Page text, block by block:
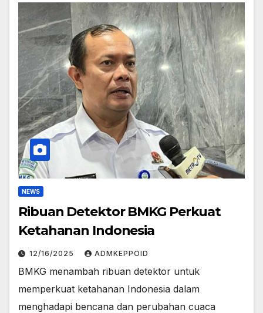
NEWS
Ribuan Detektor BMKG Perkuat
Ketahanan Indonesia
12/16/2025 ADMKEPPOID
BMKG menambah ribuan detektor untuk
memperkuat ketahanan Indonesia dalam
menghadapi bencana dan perubahan cuaca